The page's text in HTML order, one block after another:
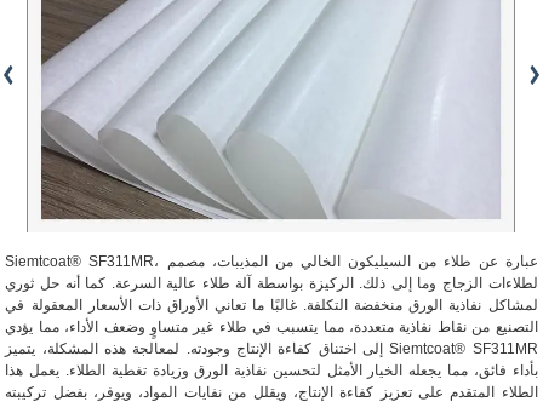
Siemtcoat® SF311MR، عبارة عن طلاء من السيليكون الخالي من المذيبات، مصمم
لطلاءات الزجاج وما إلى ذلك. الركيزة بواسطة آلة طلاء عالية السرعة. كما أنه حل ثوري
لمشاكل نفاذية الورق منخفضة التكلفة. غالبًا ما تعاني الأوراق ذات الأسعار المعقولة في
التصنيع من نقاط نفاذية متعددة، مما يتسبب في طلاء غير متساوٍ وضعف الأداء، مما يؤدي
إلى اختناق كفاءة الإنتاج وجودته. لمعالجة هذه المشكلة، يتميز Siemtcoat® SF311MR
بأداء فائق، مما يجعله الخيار الأمثل لتحسين نفاذية الورق وزيادة تغطية الطلاء. يعمل هذا
الطلاء المتقدم على تعزيز كفاءة الإنتاج، ويقلل من نفايات المواد، ويوفر، بفضل تركيبته